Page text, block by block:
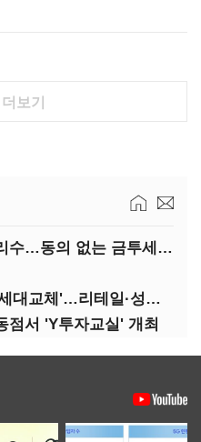
보기
레임덕 금투협회장의 무리수…동의 없는 금투세 유예 성명문
NH투자증권, 젊은 임원 '세대교체'…리테일·성장사업 강화
점서 'Y투자교실' 개최